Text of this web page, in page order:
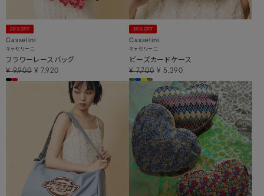
20%OFF
Casselini
キャセリーニ
フラワーレースバッグ
¥ 9,900 ¥ 7,920
30%OFF
Casselini
キャセリーニ
ビーズカードケース
¥ 7,700 ¥ 5,390